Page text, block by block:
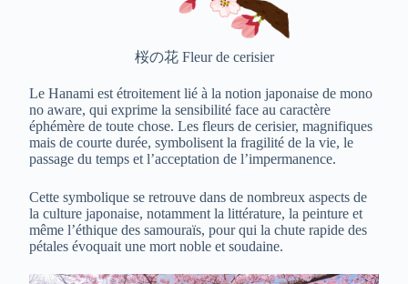
桜の花 Fleur de cerisier
Le Hanami est étroitement lié à la notion japonaise de mono
no aware, qui exprime la sensibilité face au caractère
éphémère de toute chose. Les fleurs de cerisier, magnifiques
mais de courte durée, symbolisent la fragilité de la vie, le
passage du temps et l’acceptation de l’impermanence.
Cette symbolique se retrouve dans de nombreux aspects de
la culture japonaise, notamment la littérature, la peinture et
même l’éthique des samouraïs, pour qui la chute rapide des
pétales évoquait une mort noble et soudaine.